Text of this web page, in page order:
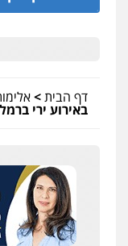
דף הבית>
באירוע ירי